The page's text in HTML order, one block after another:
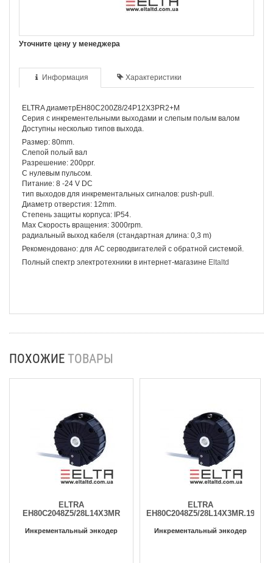
Уточните цену у менеджера
Информация Характеристики
ELTRA диаметрEH80C200Z8/24P12X3PR2+M
Серия с инкрементельными выходами и слепым полым валом
Доступны несколько типов выхода.
Размер: 80mm.
Слепой полый вал
Разрешение: 200ppr.
С нулевым пульсом.
Питание: 8 -24 V DC
тип выходов для инкрементальных сигналов: push-pull.
Диаметр отверстия: 12mm.
Степень защиты корпуса: IP54.
Max Скорость вращения: 3000rpm.
радиальный выход кабеля (стандартная длина: 0,3 m)
Рекомендовано: для AC серводвигателей с обратной системой.
Полный спектр электротехники в интернет-магазине Eltaltd
ПОХОЖИЕ ТОВАРЫ
ELTRA
EH80C2048Z5/28L14X3MR
Инкрементальный энкодер
ELTRA
EH80C2048Z5/
Инкрементальный энкодер